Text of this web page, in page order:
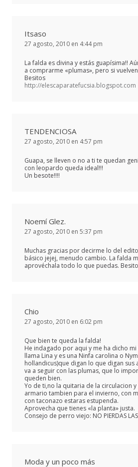
Itsaso
27 agosto, 2010 en 4:44 pm
La falda es divina y estás guapísima!!
a comprarme «plumas», pero si
Besitos
http://elescaparatefucsia.blogspot.com
TENDENCIOSA
27 agosto, 2010 en 4:57 pm
Guapa, se lleven o no a ti te quedan
con leopardo queda ideal!!!
Un besote!!!!
Noemí Glez.
27 agosto, 2010 en 5:37 pm
Muchas gracias por decirme lo del
básico jejej, menudo cambio. La falda
aprovéchala todo lo que puedas.
Chio
27 agosto, 2010 en 6:02 pm
Que bien te queda la falda!
He indagado por aqui y me ha dicho mi
llama Lina y es una Ninfa carolina o
hollandicus)que digan lo que digan sus
va a seguir con las plumas, que lo
queden bien.
Yo de ti,no la quitaria de la circulacion
armario tambien para el invierno, con
con taconazo estaras estupenda.
Aprovecha que tienes «la planta» justa.
Consejo de perro viejo: NO PIERDAS
Moda y un poco más